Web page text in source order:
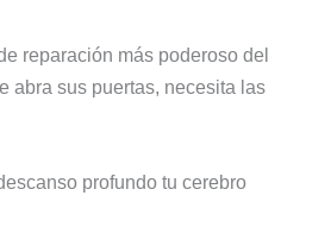
reparación más poderoso del
abra sus puertas, necesita las
profundo tu cerebro